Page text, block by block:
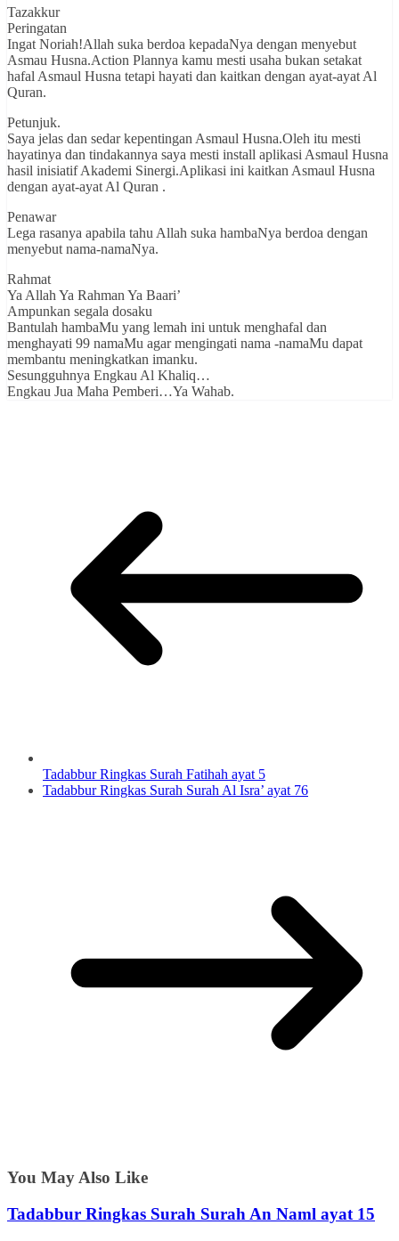
Tazakkur
Peringatan
Ingat Noriah!Allah suka berdoa kepadaNya dengan menyebut
Asmau Husna.Action Plannya kamu mesti usaha bukan setakat
hafal Asmaul Husna tetapi hayati dan kaitkan dengan ayat-ayat Al
Quran.
Petunjuk.
Saya jelas dan sedar kepentingan Asmaul Husna.Oleh itu mesti
hayatinya dan tindakannya saya mesti install aplikasi Asmaul Husna
hasil inisiatif Akademi Sinergi.Aplikasi ini kaitkan Asmaul Husna
dengan ayat-ayat Al Quran .
Penawar
Lega rasanya apabila tahu Allah suka hambaNya berdoa dengan
menyebut nama-namaNya.
Rahmat
Ya Allah Ya Rahman Ya Baari’
Ampunkan segala dosaku
Bantulah hambaMu yang lemah ini untuk menghafal dan
menghayati 99 namaMu agar mengingati nama -namaMu dapat
membantu meningkatkan imanku.
Sesungguhnya Engkau Al Khaliq…
Engkau Jua Maha Pemberi…Ya Wahab.
Tadabbur Ringkas Surah Fatihah ayat 5
Tadabbur Ringkas Surah Surah Al Isra’ ayat 76
You May Also Like
Tadabbur Ringkas Surah Surah An Naml ayat 15